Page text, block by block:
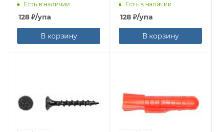
Есть в наличии
128 ₽/упа
В корзину
Есть в наличии
128 ₽/упа
В корзину